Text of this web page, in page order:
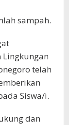
sampah.
telah
Siswa/i.
dan